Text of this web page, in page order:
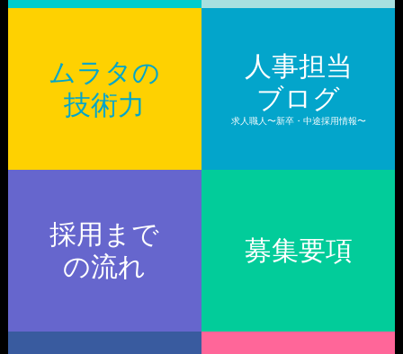
ムラタの
技術力
人事担当
ブログ
求人職人〜新卒・中途採用情報〜
採用まで
の流れ
募集要項